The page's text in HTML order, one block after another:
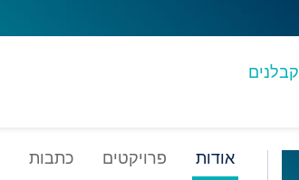
קבלנים
אודות פרויקטים כתבות